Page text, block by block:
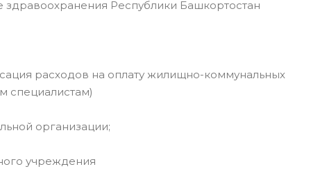
Республики Башкортостан
расходов на оплату жилищно-коммунальных
специалистам)
организации;
учреждения